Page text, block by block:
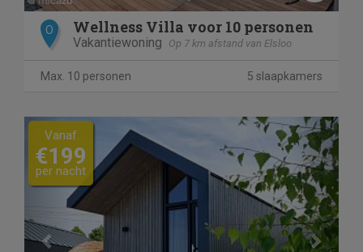
O Wellness Villa voor 10 personen
Vakantiewoning Op 7 km afstand van Elsloo
Max. 10 personen 5 slaapkamers
Previous Next
Vanaf
€199
per nacht